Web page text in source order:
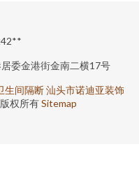
委金港街金南二横17号
生间隔断 汕头市诺迪亚装饰
版权所有Sitemap